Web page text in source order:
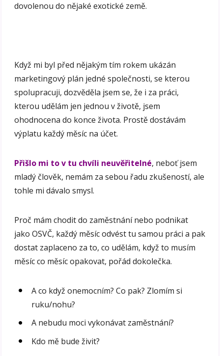
dovolenou do nějaké exotické země.
Když mi byl před nějakým tím rokem ukázán
marketingový plán jedné společnosti, se kterou
spolupracuji, dozvěděla jsem se, že i za práci,
kterou udělám jen jednou v životě, jsem
ohodnocena do konce života. Prostě dostávám
výplatu každý měsíc na účet.
Přišlo mi to v tu chvíli neuvěřitelné, neboť jsem
mladý člověk, nemám za sebou řadu zkušeností, ale
tohle mi dávalo smysl.
Proč mám chodit do zaměstnání nebo podnikat
jako OSVČ, každý měsíc odvést tu samou práci a pak
dostat zaplaceno za to, co udělám, když to musím
měsíc co měsíc opakovat, pořád dokolečka.
A co když onemocním? Co pak? Zlomím si
ruku/nohu?
A nebudu moci vykonávat zaměstnání?
Kdo mě bude živit?